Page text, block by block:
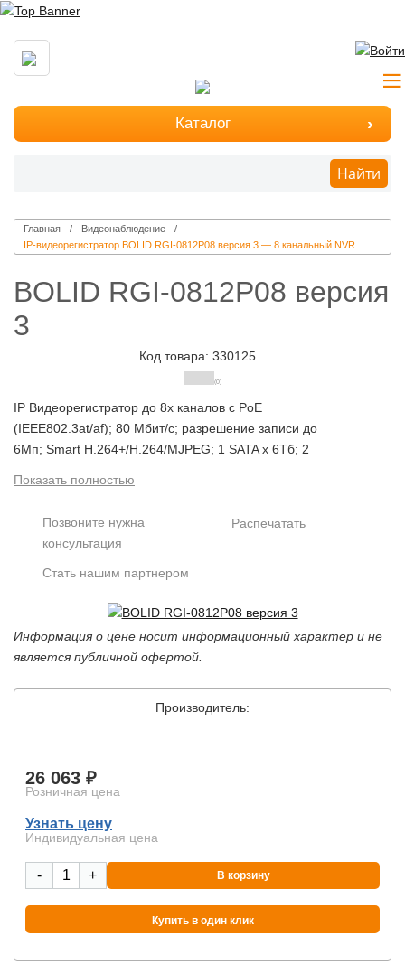
Каталог
Найти
Главная
Видеонаблюдение
IP-видеорегистратор BOLID RGI-0812P08 версия 3 — 8 канальный NVR
BOLID RGI-0812P08 версия
3
Код товара: 330125
(0)
IP Видеорегистратор до 8х каналов с PoE
(IEEE802.3at/af); 80 Мбит/с; разрешение записи до
6Мп; Smart H.264+/H.264/MJPEG; 1 SATA х 6Тб; 2
Показать полностью
Позвоните нужна
консультация
Распечатать
Стать нашим партнером
Информация о цене носит информационный характер и не
является публичной офертой.
Производитель:
26 063 ₽
Розничная цена
Узнать цену
Индивидуальная цена
- + В корзину
Купить в один клик